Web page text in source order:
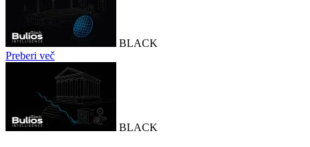
BLACK
Preberi več
BLACK